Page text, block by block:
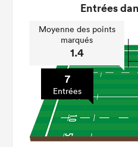
Entrées
Moyenne des points
marqués
1.4
7
Entrées